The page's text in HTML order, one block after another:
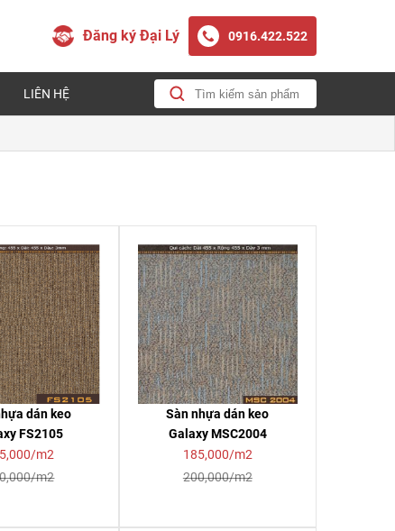
Đăng ký Đại Lý 0916.422.522
LIÊN HỆ
dán keo
FS2105
m2
m2
Sàn nhựa dán keo
Galaxy MSC2004
185,000/m2
200,000/m2